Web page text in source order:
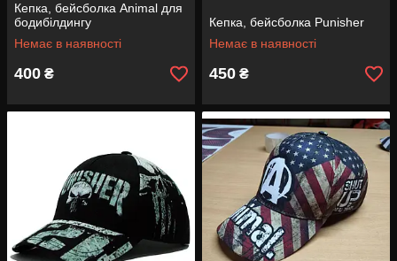
Кепка, бейсболка Animal для
бодибілдингу
Немає в наявності
400 ₴
Кепка, бейсболка Punisher
Немає в наявності
450 ₴